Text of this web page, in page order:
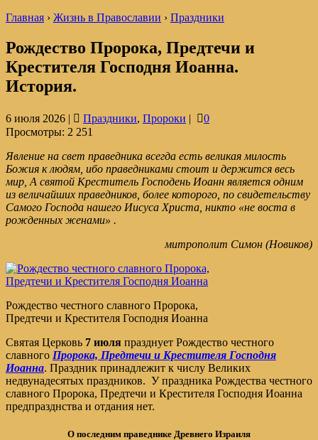
Главная › Жизнь в Православии › Праздники
Рождество Пророка, Предтечи и
Крестителя Господня Иоанна.
История.
6 июля 2026 | Праздники, Пророки |
0
Просмотры: 2 251
Явление на свет праведника всегда есть великая милость
Божия к людям, ибо праведниками стоит и держится весь
мир, А святой Креститель Господень Иоанн является одним
из величайших праведников, более которого, по свидетельству
Самого Господа нашего Иисуса Христа, никто «не воста в
рожденных женами» .
митрополит Симон (Новиков)
Рождество честного славного Пророка,
Предтечи и Крестителя Господня Иоанна
Святая Церковь 7 июля празднует Рождество честного
славного Пророка, Предтечи и Крестителя Господня
Иоанна. Праздник принадлежит к числу Великих
недвунадесятых праздников. У праздника Рождества честного
славного Пророка, Предтечи и Крестителя Господня Иоанна
предпразднства и отдания нет.
О по­след­ним пра­вед­нике Древ­не­го Из­ра­и­ля